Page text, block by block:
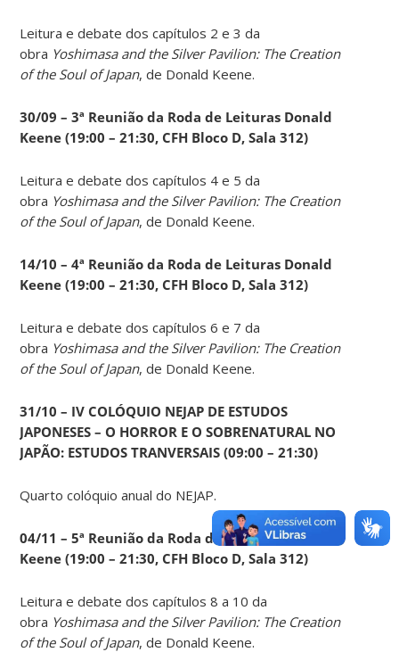
Leitura e debate dos capítulos 2 e 3 da
obra Yoshimasa and the Silver Pavilion: The Creation
of the Soul of Japan, de Donald Keene.
30/09 – 3ª Reunião da Roda de Leituras Donald
Keene (19:00 – 21:30, CFH Bloco D, Sala 312)
Leitura e debate dos capítulos 4 e 5 da
obra Yoshimasa and the Silver Pavilion: The Creation
of the Soul of Japan, de Donald Keene.
14/10 – 4ª Reunião da Roda de Leituras Donald
Keene (19:00 – 21:30, CFH Bloco D, Sala 312)
Leitura e debate dos capítulos 6 e 7 da
obra Yoshimasa and the Silver Pavilion: The Creation
of the Soul of Japan, de Donald Keene.
31/10 – IV COLÓQUIO NEJAP DE ESTUDOS
JAPONESES – O HORROR E O SOBRENATURAL NO
JAPÃO: ESTUDOS TRANVERSAIS (09:00 – 21:30)
Quarto colóquio anual do NEJAP.
04/11 – 5ª Reunião da Roda de Leituras Donald
Keene (19:00 – 21:30, CFH Bloco D, Sala 312)
Leitura e debate dos capítulos 8 a 10 da
obra Yoshimasa and the Silver Pavilion: The Creation
of the Soul of Japan, de Donald Keene.